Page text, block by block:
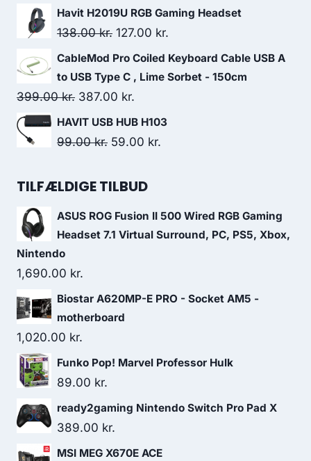
price
was:
price
is:
Havit H2019U RGB Gaming Headset
138.00kr. Original
price
was:
138.00 kr..
127.00 kr.
price
is:
CableMod Pro Coiled Keyboard Cable USB A
to USB Type C , Lime Sorbet - 150cm
399.00kr. Original
price
was:
387.00 kr.
price
is:
HAVIT USB HUB H103
99.00kr. Original
was:
59.00 kr.
TILFÆLDIGE TILBUD
ASUS ROG Fusion II 500 Wired RGB Gaming
Headset 7.1 Virtual Surround, PC, PS5, Xbox,
Nintendo
1,690.00 kr.
Biostar A620MP-E PRO - Socket AM5 -
motherboard
1,020.00 kr.
Funko Pop! Marvel Professor Hulk
89.00 kr.
ready2gaming Nintendo Switch Pro Pad X
389.00 kr.
MSI MEG X670E ACE